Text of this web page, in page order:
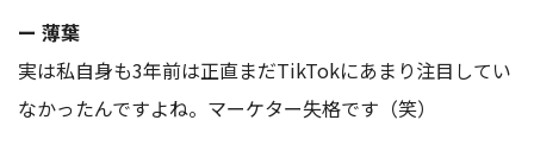
ー 薄葉
実は私自身も3年前は正直まだTikTokにあまり注目してい
なかったんですよね。マーケター失格です（笑）